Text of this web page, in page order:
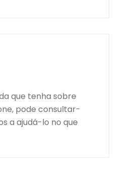
que tenha sobre
pode consultar-
a ajudá-lo no que